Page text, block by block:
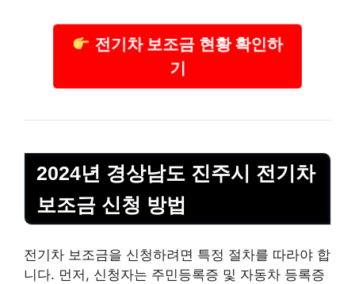
전기차 보조금 현황 확인하
기
2024년 경상남도 진주시 전기차
보조금 신청 방법
전기차 보조금을 신청하려면 특정 절차를 따라야 합
니다. 먼저, 신청자는 주민등록증 및 자동차 등록증